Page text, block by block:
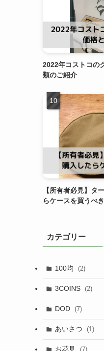
2022年コストコの
類のご紹介
【所有者必見】タ
らケースを買うべ
カテゴリー
100均 (2)
3COINS (2)
DOD (7)
あいさつ (1)
お花見 (7)